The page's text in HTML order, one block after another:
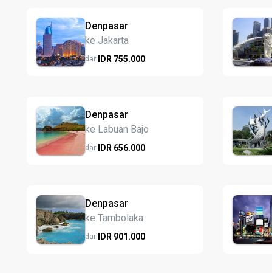
Denpasar
ke Jakarta
dariIDR 755.000
Denpasar
ke Labuan Bajo
dariIDR 656.000
Denpasar
ke Tambolaka
dariIDR 901.000